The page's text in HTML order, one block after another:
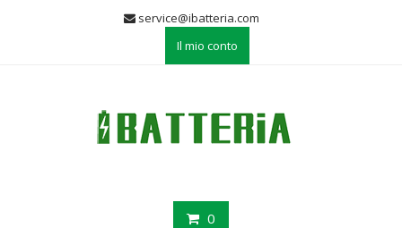
service@ibatteria.com
Il mio conto
0